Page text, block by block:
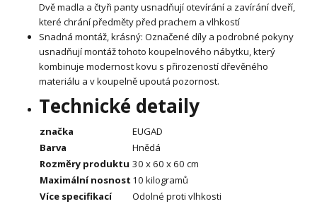
Dvě madla a čtyři panty usnadňují otevírání a zavírání dveří,
které chrání předměty před prachem a vlhkostí
Snadná montáž, krásný: Označené díly a podrobné pokyny
usnadňují montáž tohoto koupelnového nábytku, který
kombinuje modernost kovu s přirozeností dřevěného
materiálu a v koupelně upoutá pozornost.
Technické detaily
značka
EUGAD
Barva
Hnědá
Rozměry produktu 30 x 60 x 60 cm
Maximální nosnost 10 kilogramů
Více specifikací
Odolné proti vlhkosti